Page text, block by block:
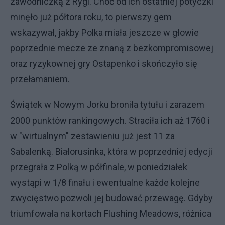
minęło już półtora roku, to pierwszy gem
wskazywał, jakby Polka miała jeszcze w głowie
poprzednie mecze ze znaną z bezkompromisowej
oraz ryzykownej gry Ostapenko i skończyło się
przełamaniem.
Świątek w Nowym Jorku broniła tytułu i zarazem
2000 punktów rankingowych. Straciła ich aż 1760 i
w "wirtualnym" zestawieniu już jest 11 za
Sabalenką. Białorusinka, która w poprzedniej edycji
przegrała z Polką w półfinale, w poniedziałek
wystąpi w 1/8 finału i ewentualne każde kolejne
zwycięstwo pozwoli jej budować przewagę. Gdyby
triumfowała na kortach Flushing Meadows, różnica